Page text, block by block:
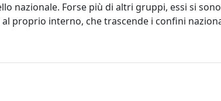
nazionale. Forse più di altri gruppi, essi si sono
proprio interno, che trascende i confini